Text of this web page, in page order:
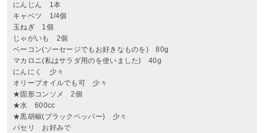
にんじん 1本
キャベツ 1/4個
玉ねぎ 1個
じゃがいも 2個
ベーコン(ソーセージでもお好きなものを) 80g
マカロニ(私はサラダ用のを使いました) 40g
にんにく 少々
オリーブオイルでも可 少々
★固形コンソメ 2個
★水 600cc
★黒胡椒(ブラックペッパー) 少々
パセリ お好みで